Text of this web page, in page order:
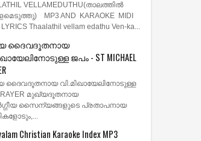
VELLAMEDUTHU(താലത്തില്‍
MP3 AND KARAOKE MIDI
LYRICS Thaalathil vellam edathu Ven-ka...
ദൈവദൂതനായ
ജപം - ST MICHAEL
ദൈവദൂതനായ വി.മിഖായേലിനോടുള്ള
മുഖ്യദൂതനായ
സൈന്യങ്ങളുടെ പ്രതാപനായ
Christian Karaoke Index MP3